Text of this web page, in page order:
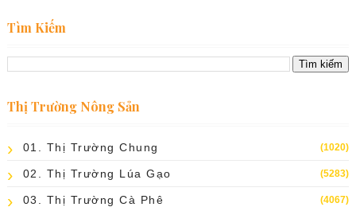
Tìm Kiếm
Thị Trường Nông Sản
01. Thị Trường Chung (1020)
02. Thị Trường Lúa Gạo (5283)
03. Thị Trường Cà Phê (4067)